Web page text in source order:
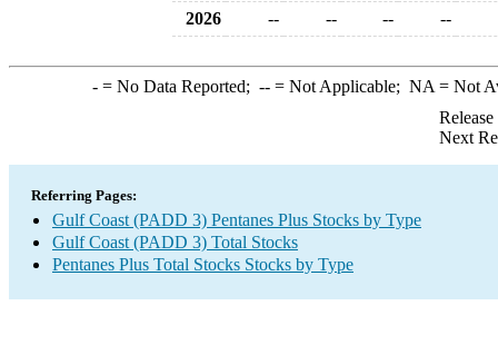
2026
-- -- -- --
-= No Data Reported; --= Not Applicable; NA = Not
Next
Referring Pages:
Gulf Coast (PADD 3) Pentanes Plus Stocks by Type
Gulf Coast (PADD 3) Total Stocks
Pentanes Plus Total Stocks Stocks by Type